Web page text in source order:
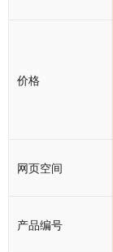
价格
网页空间
产品编号